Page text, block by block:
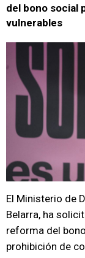
del bono social
vulnerables
El Ministerio de
Belarra, ha
reforma del
prohibición de